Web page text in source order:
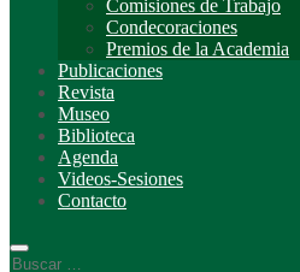
Comisiones de Trabajo
Condecoraciones
Premios de la Academia
Publicaciones
Revista
Museo
Biblioteca
Agenda
Videos-Sesiones
Contacto